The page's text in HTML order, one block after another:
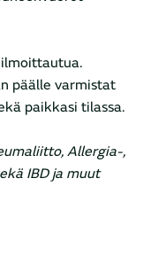
päälle varmistat
paikkasi tilassa.
Allergia-,
IBD ja muut